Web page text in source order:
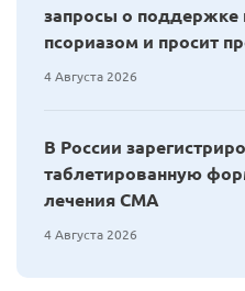
запросы о поддержке
псориазом и просит
4 Августа 2026
В России
таблетированную
лечения СМА
4 Августа 2026